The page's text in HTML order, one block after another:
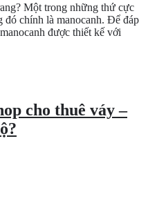
Một trong những thứ cực
đó chính là manocanh. Để đáp
được thiết kế với
cho thuê váy –